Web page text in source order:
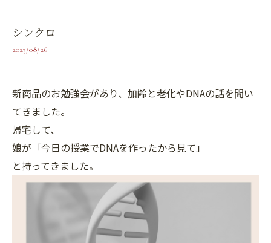
シンクロ
2023/08/26
新商品のお勉強会があり、加齢と老化やDNAの話を聞い
てきました。
帰宅して、
娘が「今日の授業でDNAを作ったから見て」
と持ってきました。